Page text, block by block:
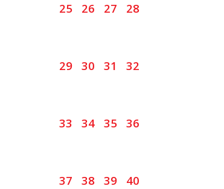
25 26 27 28
29 30 31 32
33 34 35 36
37 38 39 40